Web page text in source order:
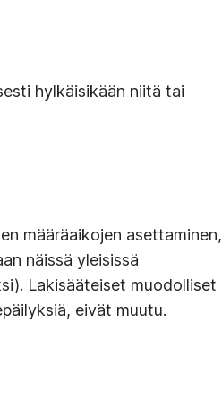
hylkäisikään niitä tai
määräaikojen asettaminen,
näissä yleisissä
Lakisääteiset muodolliset
eivät muutu.